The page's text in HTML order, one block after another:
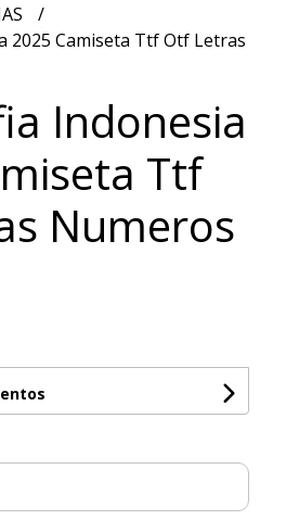
2025 Camiseta Ttf Otf Letras
Indonesia
Ttf
Numeros